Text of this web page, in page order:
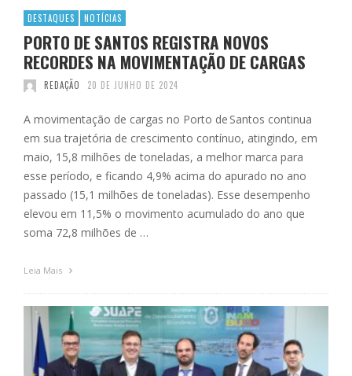
DESTAQUES NOTÍCIAS
PORTO DE SANTOS REGISTRA NOVOS
RECORDES NA MOVIMENTAÇÃO DE CARGAS
REDAÇÃO 20 DE JUNHO DE 2024
A movimentação de cargas no Porto de Santos continua
em sua trajetória de crescimento contínuo, atingindo, em
maio, 15,8 milhões de toneladas, a melhor marca para
esse período, e ficando 4,9% acima do apurado no ano
passado (15,1 milhões de toneladas). Esse desempenho
elevou em 11,5% o movimento acumulado do ano que
soma 72,8 milhões de …
Leia Mais